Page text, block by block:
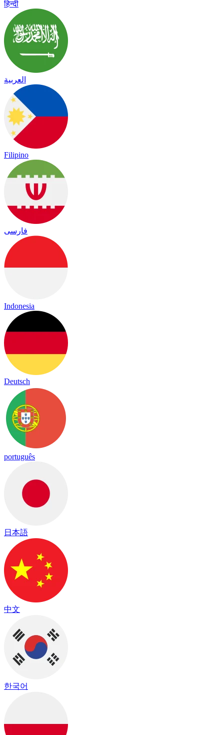
हिन्दी
العربية
Filipino
فارسی
Indonesia
Deutsch
português
日本語
中文
한국어